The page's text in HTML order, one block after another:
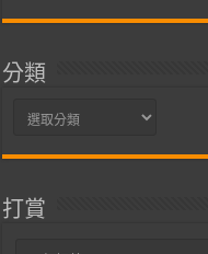
分類
分
打賞